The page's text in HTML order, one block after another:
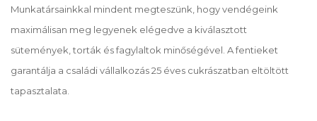
Munkatársainkkal mindent megteszünk, hogy vendégeink
maximálisan meg legyenek elégedve a kiválasztott
sütemények, torták és fagylaltok minőségével. A fentieket
garantálja a családi vállalkozás 25 éves cukrászatban eltöltött
tapasztalata.